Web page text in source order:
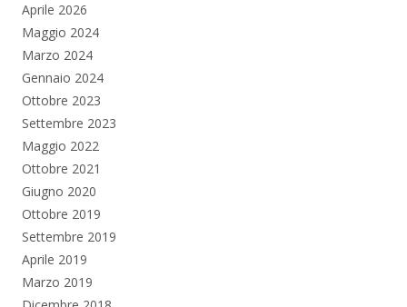
Aprile 2026
Maggio 2024
Marzo 2024
Gennaio 2024
Ottobre 2023
Settembre 2023
Maggio 2022
Ottobre 2021
Giugno 2020
Ottobre 2019
Settembre 2019
Aprile 2019
Marzo 2019